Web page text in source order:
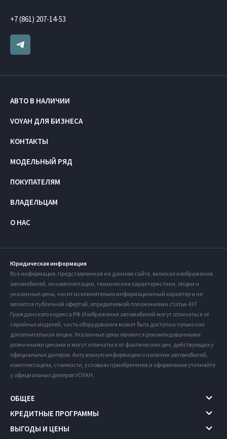
+7 (861) 207-14-53
АВТО В НАЛИЧИИ
VOYAH ДЛЯ БИЗНЕСА
КОНТАКТЫ
МОДЕЛЬНЫЙ РЯД
ПОКУПАТЕЛЯМ
ВЛАДЕЛЬЦАМ
О НАС
Юридическая информация
Вся информация, представленная на данном сайте, включая изображения
автомобилей, их комплектации, технические характеристики, опции и
указанные цены, носит исключительно информационный характер и не
является публичной офертой, определяемой положениями статьи 437
Гражданского кодекса РФ. Изображения автомобилей могут отличаться от
серийных моделей, часть оборудования может быть доступна только как
дополнительная опция. Указанные цены являются рекомендованными
розничными ценами и могут отличаться от фактических цен, действующих у
официальных дилеров. Актуальную информацию о наличии автомобилей,
комплектациях, стоимости, условиях приобретения и оформления уточняйте
у официальных дилеров VOYAH.
ОБЩЕЕ
КРЕДИТНЫЕ ПРОГРАММЫ
ВЫГОДЫ И ЦЕНЫ